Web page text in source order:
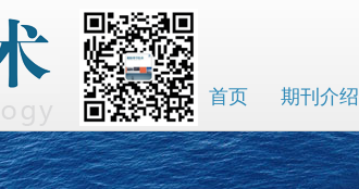
首页 期刊介绍